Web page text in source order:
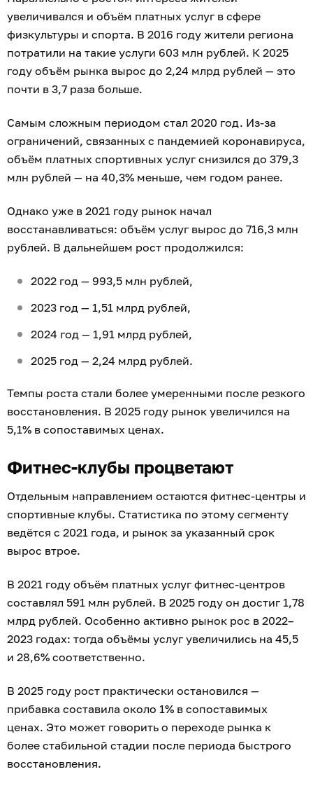
увеличивался и объём платных услуг в сфере
физкультуры и спорта. В 2016 году жители региона
потратили на такие услуги 603 млн рублей. К 2025
году объём рынка вырос до 2,24 млрд рублей — это
почти в 3,7 раза больше.
Самым сложным периодом стал 2020 год. Из-за
ограничений, связанных с пандемией коронавируса,
объём платных спортивных услуг снизился до 379,3
млн рублей — на 40,3% меньше, чем годом ранее.
Однако уже в 2021 году рынок начал
восстанавливаться: объём услуг вырос до 716,3 млн
рублей. В дальнейшем рост продолжился:
2022 год — 993,5 млн рублей,
2023 год — 1,51 млрд рублей,
2024 год — 1,91 млрд рублей,
2025 год — 2,24 млрд рублей.
Темпы роста стали более умеренными после резкого
восстановления. В 2025 году рынок увеличился на
5,1% в сопоставимых ценах.
Фитнес-клубы процветают
Отдельным направлением остаются фитнес-центры и
спортивные клубы. Статистика по этому сегменту
ведётся с 2021 года, и рынок за указанный срок
вырос втрое.
В 2021 году объём платных услуг фитнес-центров
составлял 591 млн рублей. В 2025 году он достиг 1,78
млрд рублей. Особенно активно рынок рос в 2022–
2023 годах: тогда объёмы услуг увеличились на 45,5
и 28,6% соответственно.
В 2025 году рост практически остановился —
прибавка составила около 1% в сопоставимых
ценах. Это может говорить о переходе рынка к
более стабильной стадии после периода быстрого
восстановления.